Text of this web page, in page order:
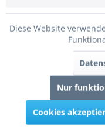
Merken
Diese Website
Nur
Cookies